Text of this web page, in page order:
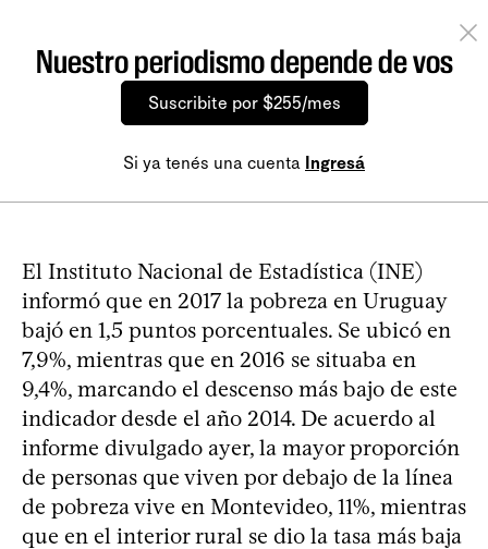
Nuestro periodismo depende de vos
Suscribite por $255/mes
Si ya tenés una cuenta Ingresá
El Instituto Nacional de Estadística (INE)
informó que en 2017 la pobreza en Uruguay
bajó en 1,5 puntos porcentuales. Se ubicó en
7,9%, mientras que en 2016 se situaba en
9,4%, marcando el descenso más bajo de este
indicador desde el año 2014. De acuerdo al
informe divulgado ayer, la mayor proporción
de personas que viven por debajo de la línea
de pobreza vive en Montevideo, 11%, mientras
que en el interior rural se dio la tasa más baja